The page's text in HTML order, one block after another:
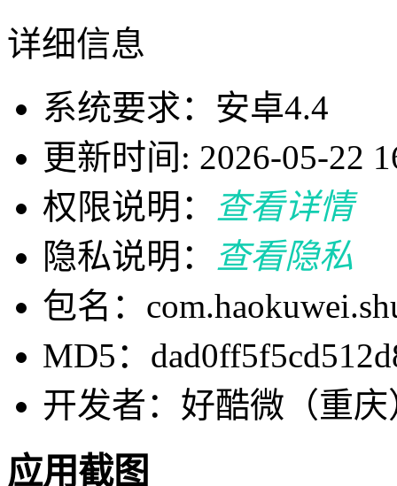
详细信息
系统要求：安卓4.4
更新时间: 2026-05-22
权限说明：
查看详情
隐私说明：
查看隐私
包名：
MD5：
开发者：好酷微（重
应用截图